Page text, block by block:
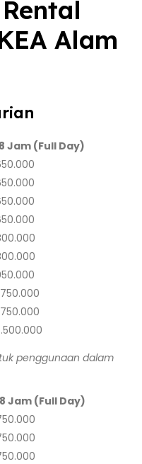
Alam
Jam (Full Day)
penggunaan dalam
Jam (Full Day)